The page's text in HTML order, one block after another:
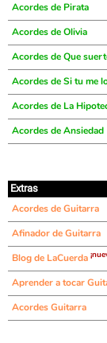
Acordes de Pirata
Acordes de Olivia
Acordes de Que
Acordes de Si tu me
Acordes de La
Acordes de Ansiedad
Extras
Acordes de Guitarra
Afinador de Guitarra
Blog de LaCuerda
Aprender a tocar
Acordes Guitarra